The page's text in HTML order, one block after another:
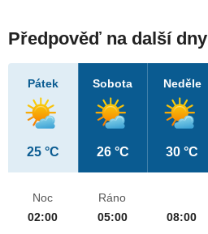
Předpověď na další dny
Pátek
25 °C
Sobota
26 °C
Neděle
30 °C
Noc
02:00
Ráno
05:00
08:00